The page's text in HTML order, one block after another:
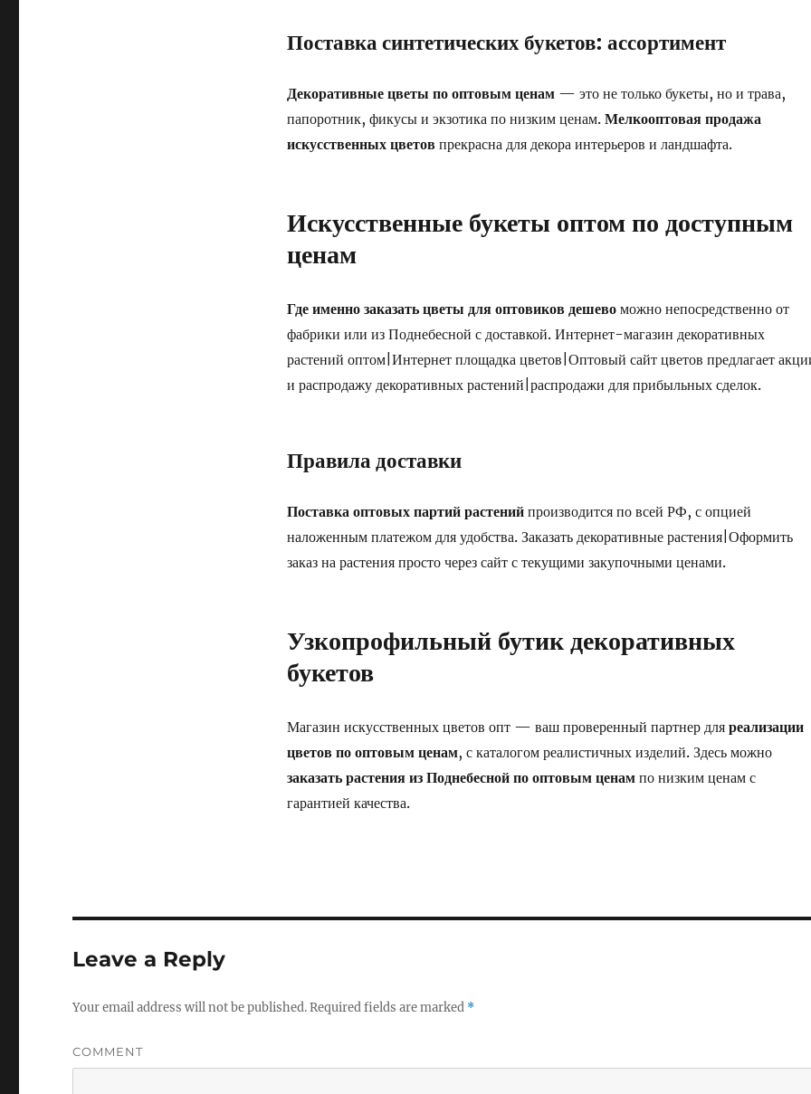
Поставка синтетических букетов: ассортимент
Декоративные цветы по оптовым ценам— это не только букеты, но и трава,
папоротник, фикусы и экзотика по низким ценам. Мелкооптовая продажа
искусственных цветов прекрасна для декора интерьеров и ландшафта.
Искусственные букеты оптом по доступным
ценам
Где именно заказать цветы для оптовиков дешевоможно непосредственно от
фабрики или из Поднебесной с доставкой. Интернет-магазин декоративных
растений оптом|Интернет площадка цветов|Оптовый сайт цветов предлагает
и распродажу декоративных растений|распродажи для прибыльных сделок.
Правила доставки
Поставка оптовых партий растенийпроизводится по всей РФ, с опцией
наложенным платежом для удобства. Заказать декоративные растения|Оформить
заказ на растения просто через сайт с текущими закупочными ценами.
Узкопрофильный бутик декоративных
букетов
Магазин искусственных цветов опт — ваш проверенный партнер для реализации
цветов по оптовым ценам, с каталогом реалистичных изделий. Здесь можно
заказать растения из Поднебесной по оптовым ценампо низким ценам с
гарантией качества.
Leave a Reply
Your email address will not be published.Required fields are marked *
COMMENT